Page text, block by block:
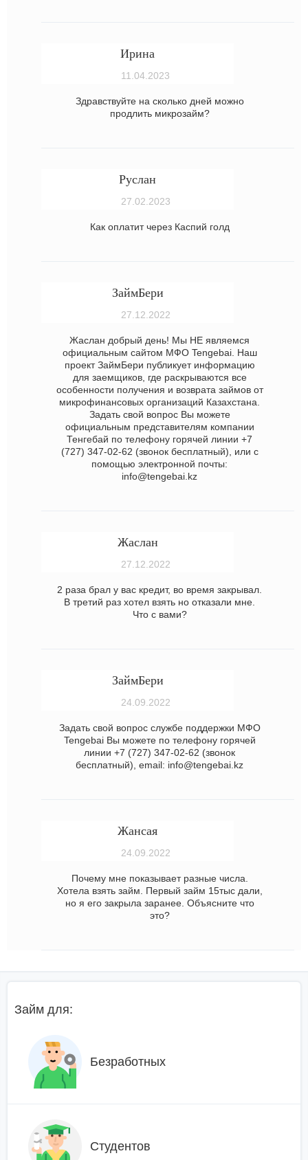
Ирина
11.04.2023
Здравствуйте на сколько дней можно
продлить микрозайм?
Руслан
27.02.2023
Как оплатит через Каспий голд
ЗаймБери
27.12.2022
Жаслан добрый день! Мы НЕ являемся
официальным сайтом МФО Tengebai. Наш
проект ЗаймБери публикует информацию
для заемщиков, где раскрываются все
особенности получения и возврата займов от
микрофинансовых организаций Казахстана.
Задать свой вопрос Вы можете
официальным представителям компании
Тенгебай по телефону горячей линии +7
(727) 347-02-62 (звонок бесплатный), или с
помощью электронной почты:
info@tengebai.kz
Жаслан
27.12.2022
2 раза брал у вас кредит, во время закрывал.
В третий раз хотел взять но отказали мне.
Что с вами?
ЗаймБери
24.09.2022
Задать свой вопрос службе поддержки МФО
Tengebai Вы можете по телефону горячей
линии +7 (727) 347-02-62 (звонок
бесплатный), email: info@tengebai.kz
Жансая
24.09.2022
Почему мне показывает разные числа.
Хотела взять займ. Первый займ 15тыс дали,
но я его закрыла заранее. Объясните что
это?
Займ для:
Безработных
Студентов